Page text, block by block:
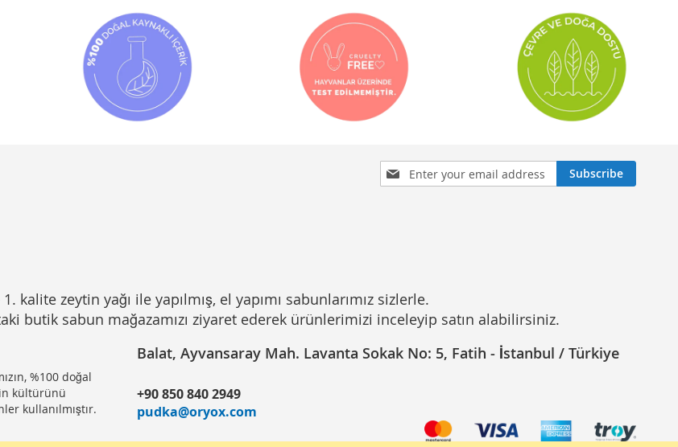
Sign
Up
Subscribe
kalite zeytin yağı ile yapılmış, el yapımı sabunlarımız sizlerle.
butik sabun mağazamızı ziyaret ederek ürünlerimizi inceleyip satın alabilirsiniz.
%100 doğal
kültürünü
kullanılmıştır.
Balat, Ayvansaray Mah. Lavanta Sokak No: 5, Fatih - İstanbul / Türkiye
+90 850 840 2949
pudka@oryox.com